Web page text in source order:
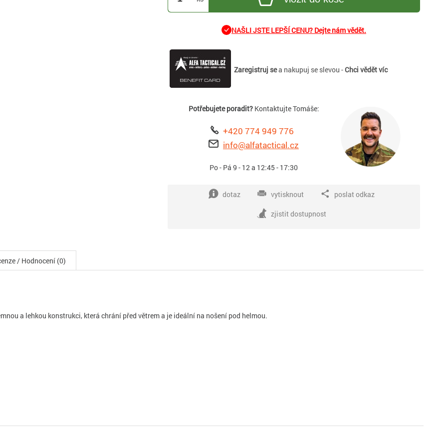
NAŠLI JSTE LEPŠÍ CENU? Dejte nám vědět.
Zaregistruj sea nakupuj se slevou -Chci vědět víc
Potřebujete poradit?Kontaktujte Tomáše:
+420 774 949 776
info@alfatactical.cz
Po - Pá 9 - 12 a 12:45 - 17:30
dotaz vytisknout poslat odkaz
zjistit dostupnost
/ Hodnocení (0)
a lehkou konstrukci, která chrání před větrem a je ideální na nošení pod helmou.